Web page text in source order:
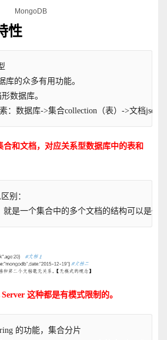
MongoDB
性
库的众多有用功能。
数据库。
：数据库->集合collection（表）->文档json
合和文档，对应关系型数据库中的表和
别：
是一个集合中的多个文档的结构可以是任
这种都是有模式限制的。
的功能，集合分片